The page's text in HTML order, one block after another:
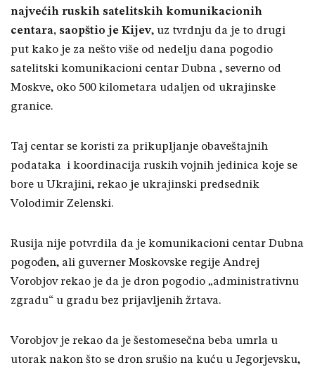
najvećih ruskih satelitskih komunikacionih
centara, saopštio je Kijev, uz tvrdnju da je to drugi
put kako je za nešto više od nedelju dana pogodio
satelitski komunikacioni centar Dubna , severno od
Moskve, oko 500 kilometara udaljen od ukrajinske
granice.
Taj centar se koristi za prikupljanje obaveštajnih
podataka i koordinacija ruskih vojnih jedinica koje se
bore u Ukrajini, rekao je ukrajinski predsednik
Volodimir Zelenski.
Rusija nije potvrdila da je komunikacioni centar Dubna
pogođen, ali guverner Moskovske regije Andrej
Vorobjov rekao je da je dron pogodio „administrativnu
zgradu“ u gradu bez prijavljenih žrtava.
Vorobjov je rekao da je šestomesečna beba umrla u
utorak nakon što se dron srušio na kuću u Jegorjevsku,